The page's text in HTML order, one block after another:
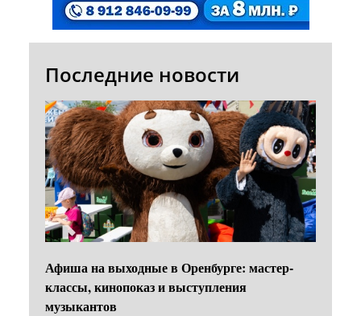
Последние новости
Афиша на выходные в Оренбурге: мастер-
классы, кинопоказ и выступления
музыкантов